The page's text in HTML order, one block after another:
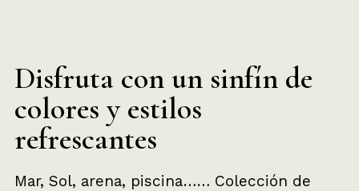
Disfruta con un sinfín de
colores y estilos
refrescantes
Mar, Sol, arena, piscina…… Colección de